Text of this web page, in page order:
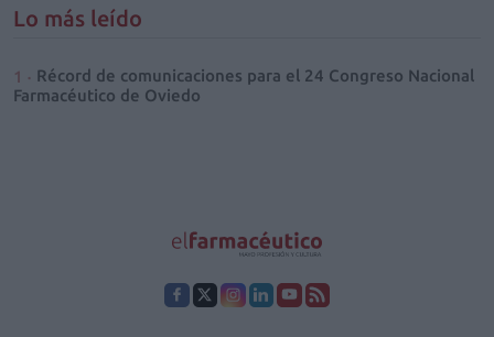
Lo más leído
Récord de comunicaciones para el 24 Congreso Nacional
Farmacéutico de Oviedo